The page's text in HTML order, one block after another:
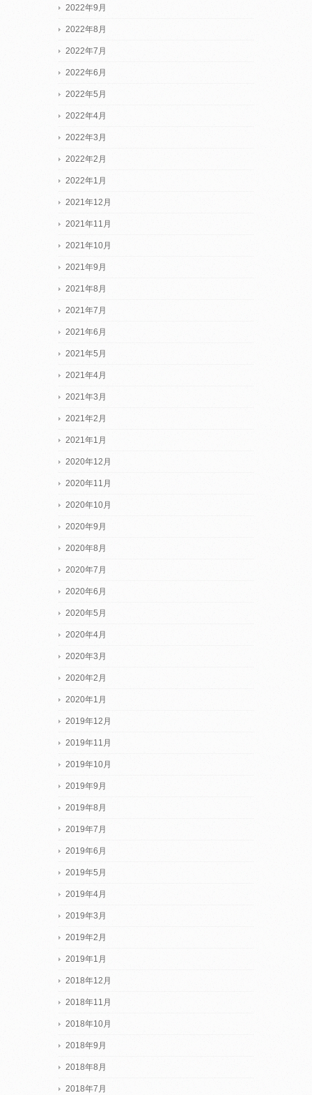
2022年9月
2022年8月
2022年7月
2022年6月
2022年5月
2022年4月
2022年3月
2022年2月
2022年1月
2021年12月
2021年11月
2021年10月
2021年9月
2021年8月
2021年7月
2021年6月
2021年5月
2021年4月
2021年3月
2021年2月
2021年1月
2020年12月
2020年11月
2020年10月
2020年9月
2020年8月
2020年7月
2020年6月
2020年5月
2020年4月
2020年3月
2020年2月
2020年1月
2019年12月
2019年11月
2019年10月
2019年9月
2019年8月
2019年7月
2019年6月
2019年5月
2019年4月
2019年3月
2019年2月
2019年1月
2018年12月
2018年11月
2018年10月
2018年9月
2018年8月
2018年7月